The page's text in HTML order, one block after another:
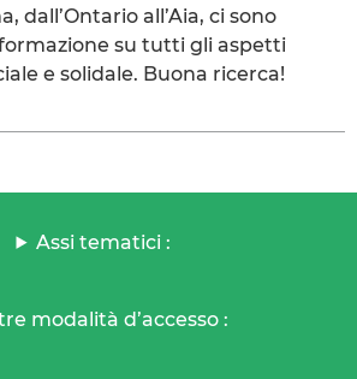
dall’Ontario all’Aia, ci sono
su tutti gli aspetti
e solidale. Buona ricerca!
Assi tematici :
modalità d’accesso :